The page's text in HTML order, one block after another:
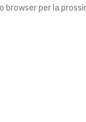
browser per la